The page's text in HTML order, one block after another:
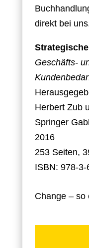
direkt bei
Geschäfts-
Herbert Zub
Springer
2016
253 Seiten,
ISBN: 978-
Change – so